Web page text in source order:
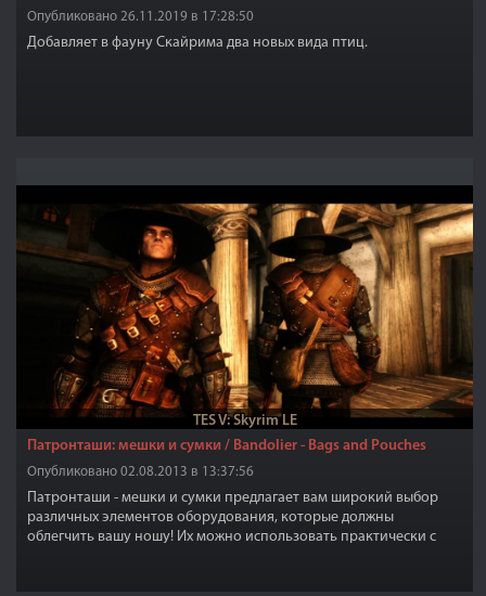
Опубликовано 26.11.2019 в 17:28:50
Добавляет в фауну Скайрима два новых вида птиц.
TES V: Skyrim LE
Патронташи: мешки и сумки / Bandolier - Bags and Pouches
Опубликовано 02.08.2013 в 13:37:56
Патронташи - мешки и сумки предлагает вам широкий выбор
различных элементов оборудования, которые должны
облегчить вашу ношу! Их можно использовать практически с